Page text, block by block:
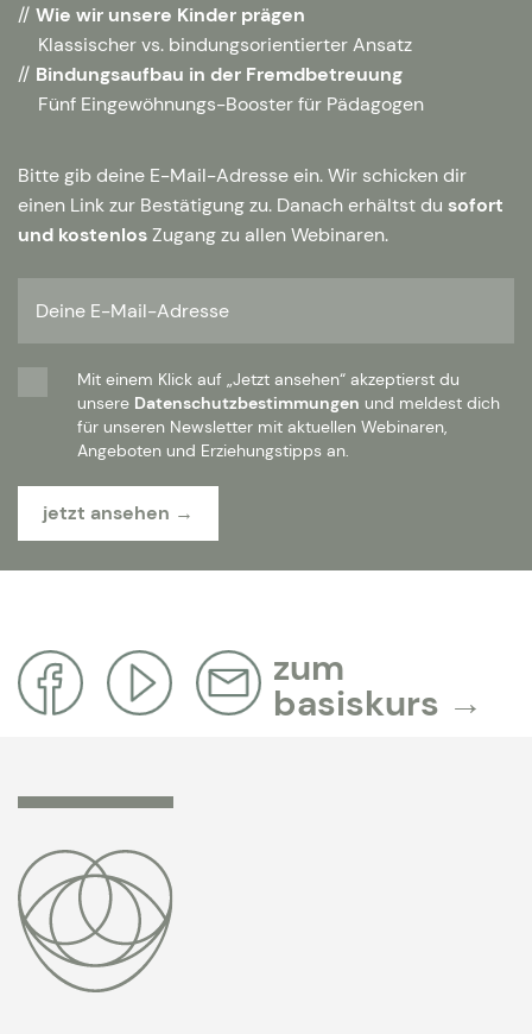
zum
basiskurs
Wie wir unsere Kinder prägen
Klassischer vs. bindungsorientierter Ansatz
Bindungsaufbau in der Fremdbetreuung
Fünf Eingewöhnungs-Booster für Pädagogen
Bitte gib deine E-Mail-Adresse ein. Wir schicken dir
einen Link zur Bestätigung zu. Danach erhältst du sofort
und kostenlosZugang zu allen Webinaren.
Mit einem Klick auf „Jetzt ansehen“ akzeptierst du
unsere Datenschutzbestimmungen und meldest dich
für unseren Newsletter mit aktuellen Webinaren,
Angeboten und Erziehungstipps an.
jetzt ansehen